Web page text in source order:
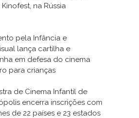
Kinofest, na Rússia
pela Infância e
lança cartilha e
em defesa do cinema
para crianças
de Cinema Infantil de
encerra inscrições com
de 22 países e 23 estados